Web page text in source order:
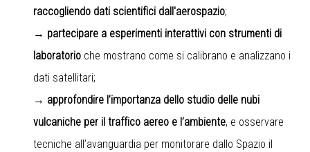
raccogliendo dati scientifici dall'aerospazio;
→ partecipare a esperimenti interattivi con strumenti di
laboratorio che mostrano come si calibrano e analizzano i
dati satellitari;
→ approfondire l’importanza dello studio delle nubi
vulcaniche per il traffico aereo e l’ambiente, e osservare
tecniche all’avanguardia per monitorare dallo Spazio il